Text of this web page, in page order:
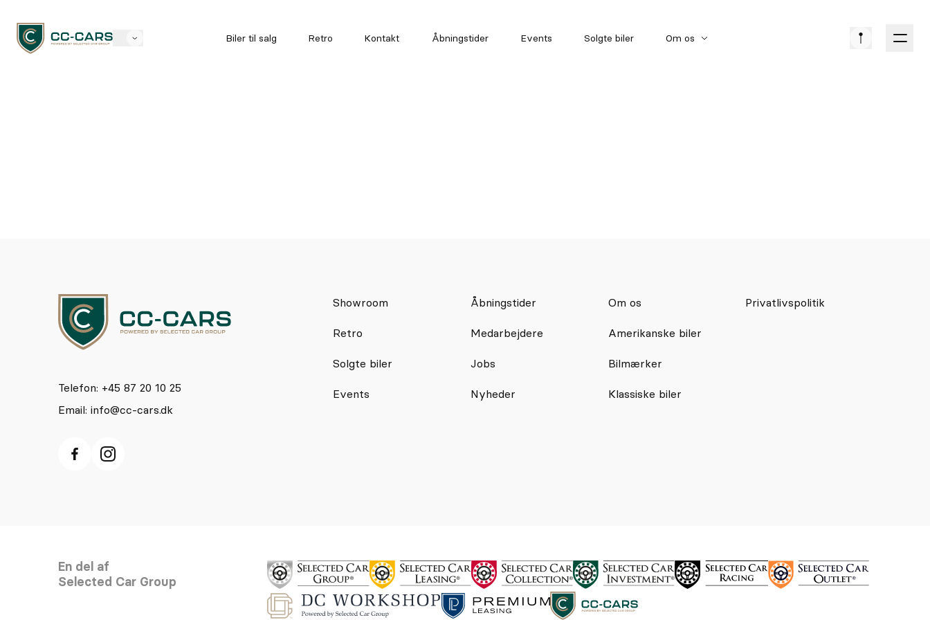
Biler til salg Retro Kontakt Åbningstider Events Solgte biler Om os
Telefon: +45 87 20 10 25
Email: info@cc-cars.dk
Showroom
Retro
Solgte biler
Events
Åbningstider
Medarbejdere
Jobs
Nyheder
Om os
Amerikanske biler
Bilmærker
Klassiske biler
Privatlivspolitik
En del af
Selected Car Group